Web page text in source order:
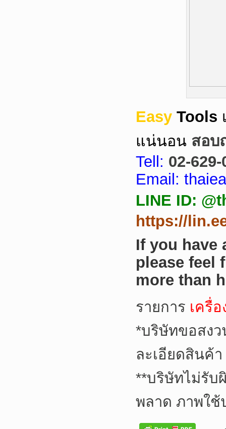
Easy Tools
แน่นอน สอบ
Tell: 02-629-
Email:
LINE ID:
https://
If you have
please feel
more than
รายการ เครื่
*บริษัทขอสงว
ละเอียดสินค้
**บริษัทไม่รับ
พลาด ภาพใ